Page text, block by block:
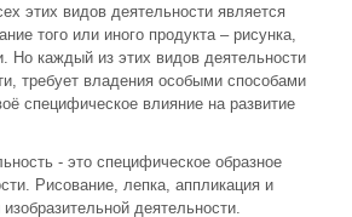
этих видов деятельности является
того или иного продукта – рисунка,
Но каждый из этих видов деятельности
требует владения особыми способами
специфическое влияние на развитие
- это специфическое образное
Рисование, лепка, аппликация и
деятельности.